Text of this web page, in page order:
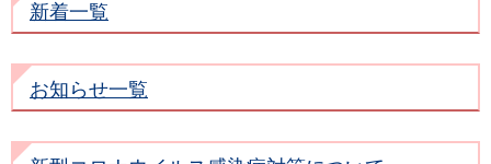
新着一覧
お知らせ一覧